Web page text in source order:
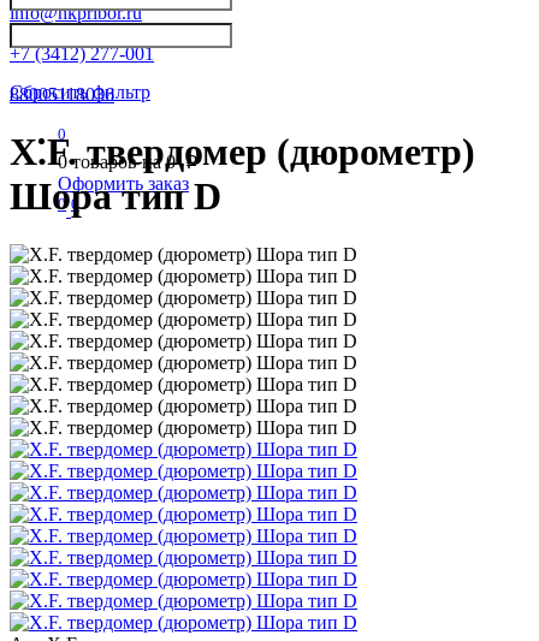
info@nkpribor.ru
+7 (3412) 277-001
88005118036
0
0 товаров на0 p
Оформить заказ
0 0
Сбросить фильтр
X.F. твердомер (дюрометр)
Шора тип D